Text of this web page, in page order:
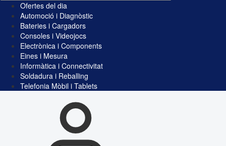
Ofertes del dia
Automoció i Diagnòstic
Bateries i Cargadors
Consoles i Videojocs
Electrònica i Components
Eines i Mesura
Informàtica i Connectivitat
Soldadura i Reballing
Telefonia Mòbil i Tablets